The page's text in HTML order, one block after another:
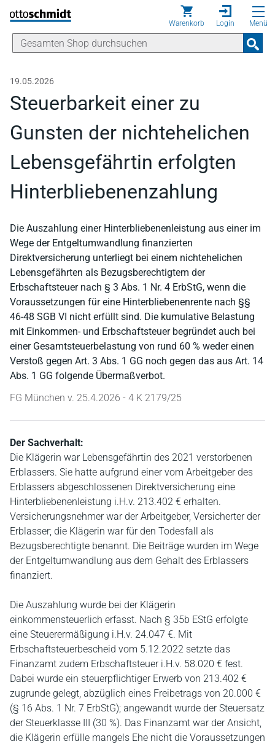
Direkt zum Inhalt
Warenkorb Login Menü
19.05.2026
Steuerbarkeit einer zu
Gunsten der nichtehelichen
Lebensgefährtin erfolgten
Hinterbliebenenzahlung
Die Auszahlung einer Hinterbliebenenleistung aus einer im
Wege der Entgeltumwandlung finanzierten
Direktversicherung unterliegt bei einem nichtehelichen
Lebensgefährten als Bezugsberechtigtem der
Erbschaftsteuer nach § 3 Abs. 1 Nr. 4 ErbStG, wenn die
Voraussetzungen für eine Hinterbliebenenrente nach §§
46-48 SGB VI nicht erfüllt sind. Die kumulative Belastung
mit Einkommen- und Erbschaftsteuer begründet auch bei
einer Gesamtsteuerbelastung von rund 60 % weder einen
Verstoß gegen Art. 3 Abs. 1 GG noch gegen das aus Art. 14
Abs. 1 GG folgende Übermaßverbot.
FG München v. 25.4.2026 - 4 K 2179/25
Der Sachverhalt:
Die Klägerin war Lebensgefährtin des 2021 verstorbenen
Erblassers. Sie hatte aufgrund einer vom Arbeitgeber des
Erblassers abgeschlossenen Direktversicherung eine
Hinterbliebenenleistung i.H.v. 213.402 € erhalten.
Versicherungsnehmer war der Arbeitgeber, Versicherter der
Erblasser; die Klägerin war für den Todesfall als
Bezugsberechtigte benannt. Die Beiträge wurden im Wege
der Entgeltumwandlung aus dem Gehalt des Erblassers
finanziert.
Die Auszahlung wurde bei der Klägerin
einkommensteuerlich erfasst. Nach § 35b EStG erfolgte
eine Steuerermäßigung i.H.v. 24.047 €. Mit
Erbschaftsteuerbescheid vom 5.12.2022 setzte das
Finanzamt zudem Erbschaftsteuer i.H.v. 58.020 € fest.
Dabei wurde ein steuerpflichtiger Erwerb von 213.402 €
zugrunde gelegt, abzüglich eines Freibetrags von 20.000 €
(§ 16 Abs. 1 Nr. 7 ErbStG); angewandt wurde der Steuersatz
der Steuerklasse III (30 %). Das Finanzamt war der Ansicht,
die Klägerin erfülle mangels Ehe nicht die Voraussetzungen